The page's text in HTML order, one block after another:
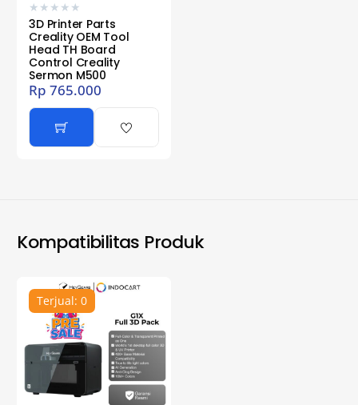
★ ★ ★ ★ ★
3D Printer Parts
Creality OEM Tool
Head TH Board
Control Creality
Sermon M500
Rp 765.000
Kompatibilitas Produk
Terjual: 0